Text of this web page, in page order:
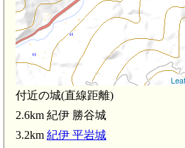
付近の城(直線距離)
2.6km 紀伊 勝谷城
3.2km 紀伊 平岩城